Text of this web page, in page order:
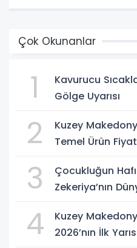
Çok Okunanlar
1
Kavurucu
Gölge Uyarısı
2
Kuzey
Temel Ürün
3
Çocukluğun
Zekeriya’nın
4
Kuzey
2026’nın İlk